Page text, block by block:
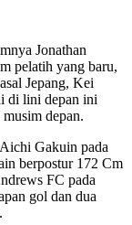
Jonathan
pelatih yang baru,
Jepang, Kei
di lini depan ini
depan.
Gakuin pada
berpostur 172 Cm
FC pada
gol dan dua